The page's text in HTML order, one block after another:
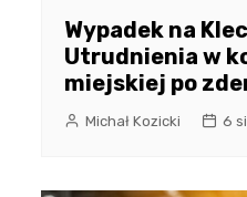
Wypadek na
Utrudnienia w
miejskiej po
Michał Kozicki 6